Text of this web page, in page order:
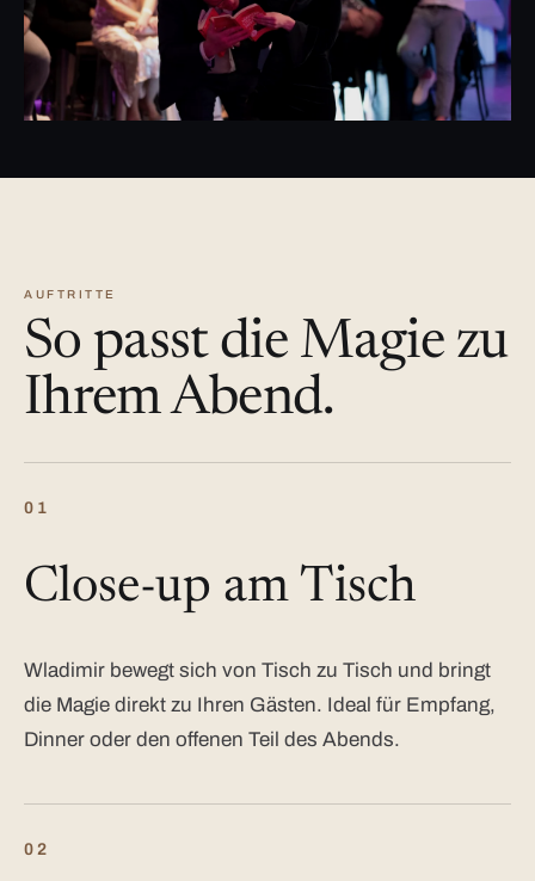
AUFTRITTE
So passt die Magie zu
Ihrem Abend.
01
Close-up am Tisch
Wladimir bewegt sich von Tisch zu Tisch und bringt
die Magie direkt zu Ihren Gästen. Ideal für Empfang,
Dinner oder den offenen Teil des Abends.
02